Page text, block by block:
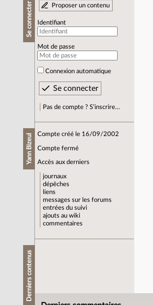
Se connecter Proposer un contenu
Identifiant
Mot de passe
Connexion automatique
Pas de compte ? S’inscrire…
Yann Bizeul Compte créé le 16/09/2002
Compte fermé
Accès aux derniers
journaux
dépêches
liens
messages sur les forums
entrées du suivi
ajouts au wiki
commentaires
Derniers contenus